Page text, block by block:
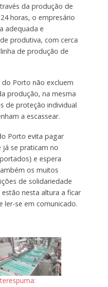
da produção de
horas, o empresário
adequada e
produtiva, com cerca
de produção de
Porto não excluem
produção, na mesma
de proteção individual
a escassear.
Porto evita pagar
já se praticam no
e espera
os muitos
de solidariedade
nesta altura a ficar
ler-se em comunicado.